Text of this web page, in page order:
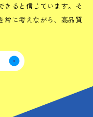
きると信じています。そ
常に考えながら、高品質